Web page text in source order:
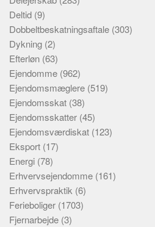
Deltid (9)
Dobbeltbeskatningsaftale (303)
Dykning (2)
Efterløn (63)
Ejendomme (962)
Ejendomsmæglere (519)
Ejendomsskat (38)
Ejendomsskatter (45)
Ejendomsværdiskat (123)
Eksport (17)
Energi (78)
Erhvervsejendomme (161)
Erhvervspraktik (6)
Ferieboliger (1703)
Fjernarbejde (3)